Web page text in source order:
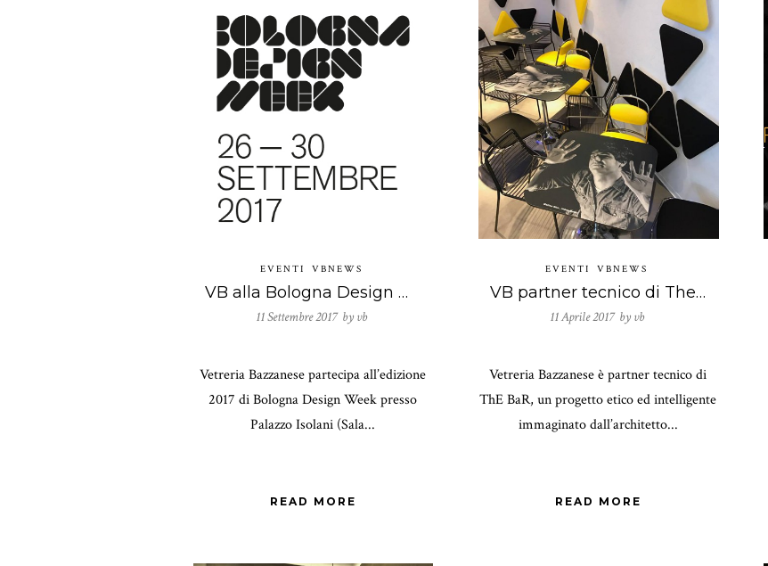
EVENTI VBNEWS
VB alla Bologna Design Week 2017
11 Settembre 2017 by vb
Vetreria Bazzanese partecipa all’edizione
2017 di Bologna Design Week presso
Palazzo Isolani (Sala...
READ MORE
EVENTI VBNEWS
VB partner tecnico di The BaR by Simone Micheli
11 Aprile 2017 by vb
Vetreria Bazzanese è partner tecnico di
ThE BaR, un progetto etico ed intelligente
immaginato dall’architetto...
READ MORE